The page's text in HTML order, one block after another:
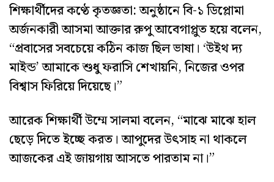
শিক্ষার্থীদের কণ্ঠে কৃতজ্ঞতা: অনুষ্ঠানে বি-১ ডিপ্লোমা
অর্জনকারী আসমা আক্তার রুপু আবেগাপ্লুত হয়ে বলেন,
“প্রবাসের সবচেয়ে কঠিন কাজ ছিল ভাষা। ‘উইথ দ্য
মাইন্ড’ আমাকে শুধু ফরাসি শেখায়নি, নিজের ওপর
বিশ্বাস ফিরিয়ে দিয়েছে।”
আরেক শিক্ষার্থী উম্মে সালমা বলেন, “মাঝে মাঝে হাল
ছেড়ে দিতে ইচ্ছে করত। আপুদের উৎসাহ না থাকলে
আজকের এই জায়গায় আসতে পারতাম না।”